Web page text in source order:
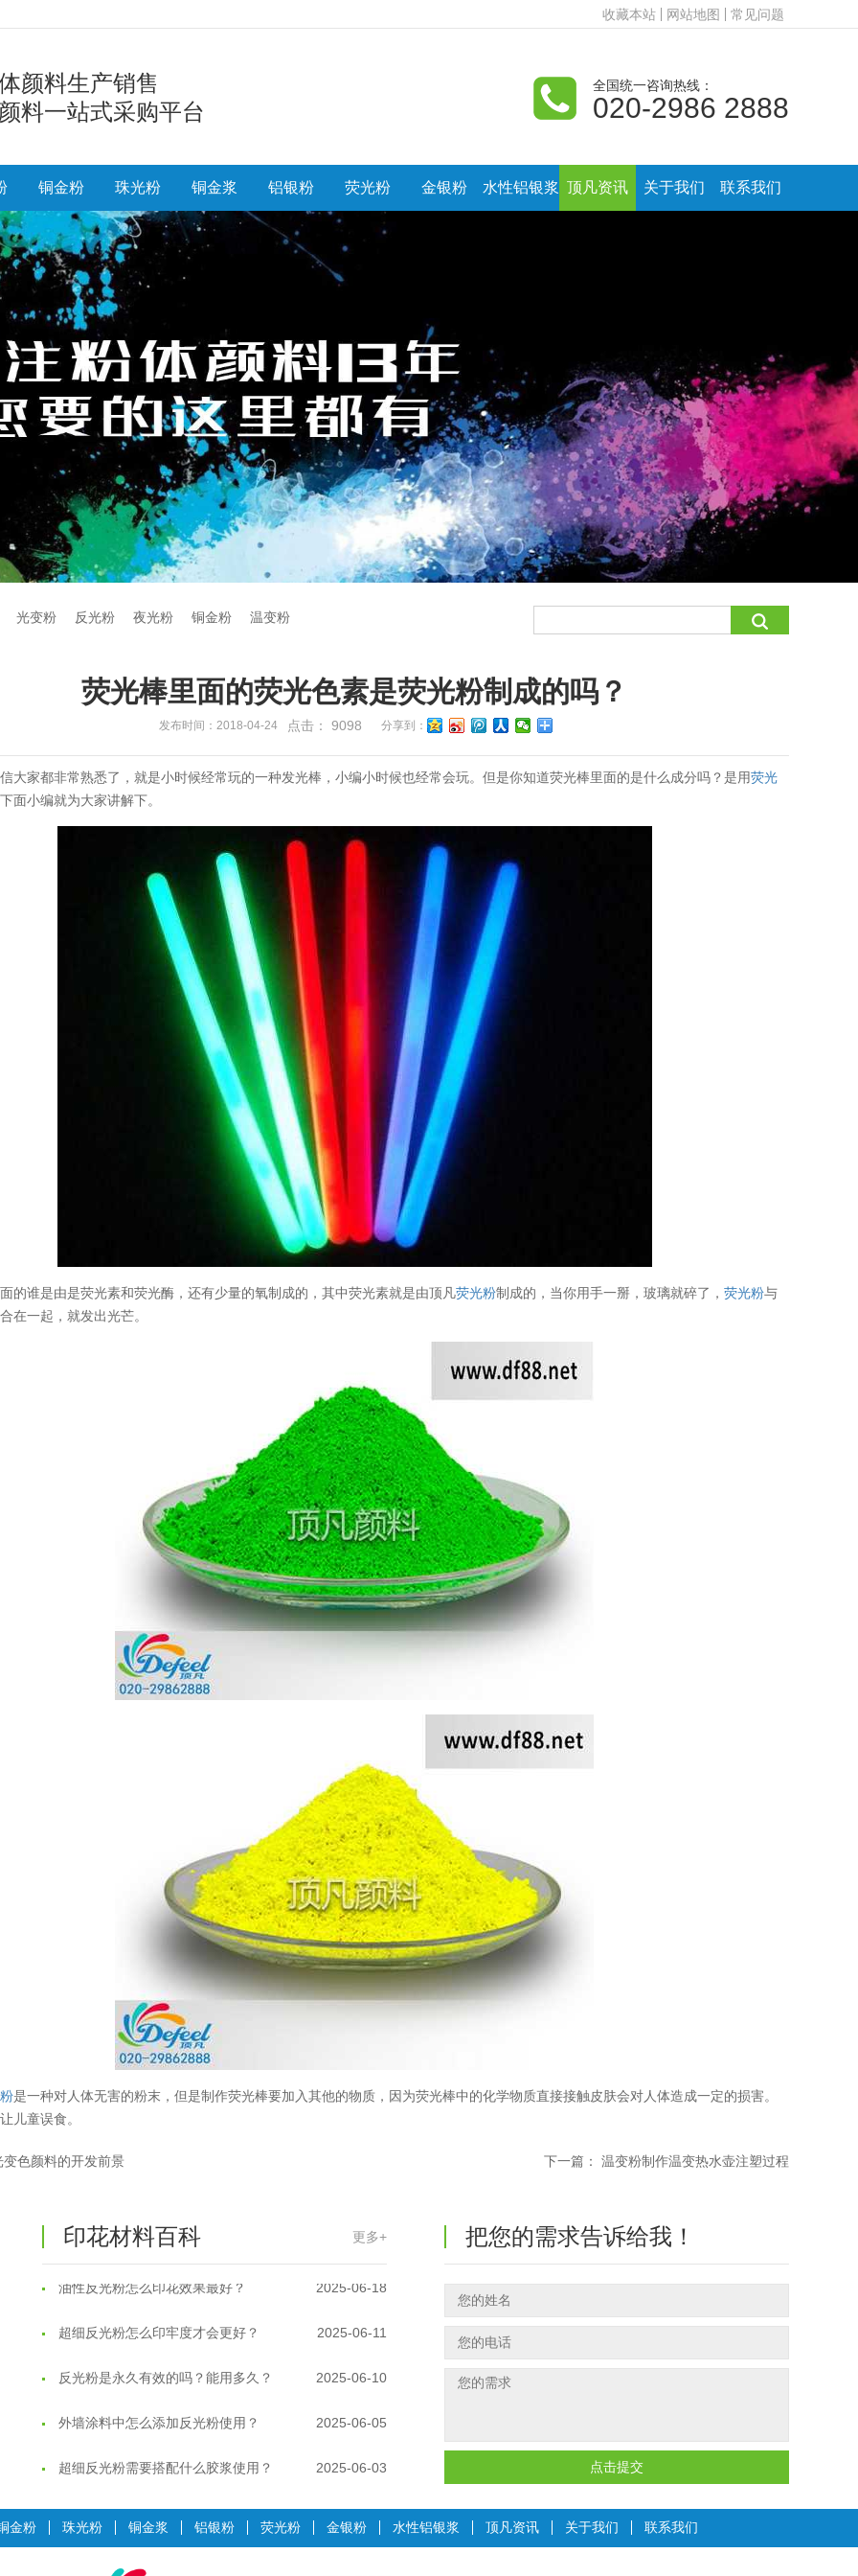
收藏本站 网站地图 常见问题
颜料生产销售
料一站式采购平台
全国统一咨询热线：
020-2986 2888
铜金粉 珠光粉 铜金浆 铝银粉 荧光粉 金银粉 水性铝银浆 顶凡资讯 关于我们 联系我们
光变粉 反光粉 夜光粉 铜金粉 温变粉
荧光棒里面的荧光色素是荧光粉制成的吗？
发布时间：2018-04-24 点击： 9098 分享到：
大家都非常熟悉了，就是小时候经常玩的一种发光棒，小编小时候也经常会玩。但是你知道荧光棒里面的是什么成分吗？是用荧光
面小编就为大家讲解下。
的谁是由是荧光素和荧光酶，还有少量的氧制成的，其中荧光素就是由顶凡荧光粉制成的，当你用手一掰，玻璃就碎了，荧光粉与
在一起，就发出光芒。
是一种对人体无害的粉末，但是制作荧光棒要加入其他的物质，因为荧光棒中的化学物质直接接触皮肤会对人体造成一定的损害。
儿童误食。
变色颜料的开发前景 下一篇： 温变粉制作温变热水壶注塑过程
印花材料百科 更多+
印花温变粉最适合用在什么行业上呢...
油性反光粉怎么印花效果最好？ 2025-06-18
反光粉可以混合其他颜料一起使用吗... 2025-05-23
把您的需求告诉给我！
点击提交
金粉 珠光粉 铜金浆 铝银粉 荧光粉 金银粉 水性铝银浆 顶凡资讯 关于我们 联系我们